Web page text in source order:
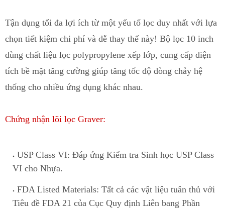
Tận dụng tối đa lợi ích từ một yếu tố lọc duy nhất với lựa
chọn tiết kiệm chi phí và dễ thay thế này! Bộ lọc 10 inch
dùng chất liệu lọc polypropylene xếp lớp, cung cấp diện
tích bề mặt tăng cường giúp tăng tốc độ dòng chảy hệ
thống cho nhiều ứng dụng khác nhau.
Chứng nhận lõi lọc Graver:
USP Class VI: Đáp ứng Kiểm tra Sinh học USP Class
VI cho Nhựa.
FDA Listed Materials: Tất cả các vật liệu tuân thủ với
Tiêu đề FDA 21 của Cục Quy định Liên bang Phần